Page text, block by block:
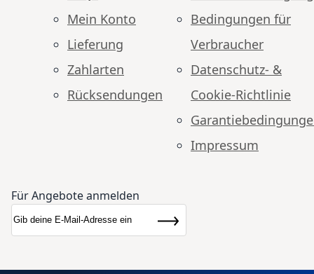
Mein Konto
Lieferung
Zahlarten
Rücksendungen
Bedingungen für
Verbraucher
Datenschutz- &
Cookie-Richtlinie
Impressum
Für Angebote anmelden
Newsletter
Abonnieren